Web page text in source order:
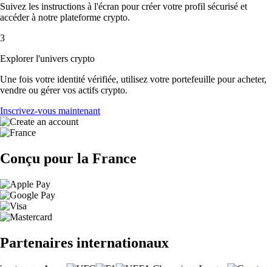
Suivez les instructions à l'écran pour créer votre profil sécurisé et
accéder à notre plateforme crypto.
3
Explorer l'univers crypto
Une fois votre identité vérifiée, utilisez votre portefeuille pour acheter,
vendre ou gérer vos actifs crypto.
Inscrivez-vous maintenant
Conçu pour la France
Partenaires internationaux